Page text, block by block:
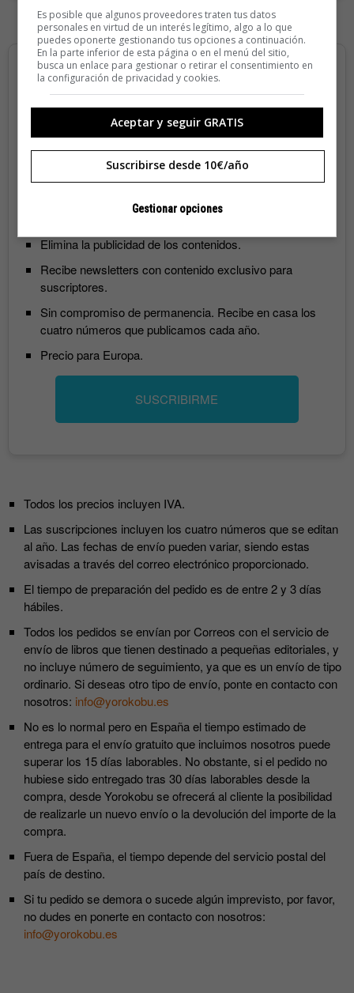
55€/año
Recibe 4 números de la revista Yorokobu.
Accede al contenido exclusivo de Yorokobu.
Elimina la publicidad de los contenidos.
Recibe newsletters con contenido exclusivo para
suscriptores.
Sin compromiso de permanencia. Recibe en casa los
cuatro números que publicamos cada año.
Precio para Europa.
SUSCRIBIRME
Todos los precios incluyen IVA.
Las suscripciones incluyen los cuatro números que se editan
al año. Las fechas de envío pueden variar, siendo estas
avisadas a través del correo electrónico proporcionado.
El tiempo de preparación del pedido es de entre 2 y 3 días
hábiles.
Todos los pedidos se envían por Correos con el servicio de
envío de libros que tienen destinado a pequeñas editoriales, y
no incluye número de seguimiento, ya que es un envío de tipo
ordinario. Si deseas otro tipo de envío, ponte en contacto con
nosotros: info@yorokobu.es
No es lo normal pero en España el tiempo estimado de
entrega para el envío gratuito que incluimos nosotros puede
superar los 15 días laborables. No obstante, si el pedido no
hubiese sido entregado tras 30 días laborables desde la
compra, desde Yorokobu se ofrecerá al cliente la posibilidad
de realizarle un nuevo envío o la devolución del importe de la
compra.
Fuera de España, el tiempo depende del servicio postal del
país de destino.
Si tu pedido se demora o sucede algún imprevisto, por favor,
no dudes en ponerte en contacto con nosotros:
info@yorokobu.es
Es posible que algunos proveedores traten tus datos
personales en virtud de un interés legítimo, algo a lo que
puedes oponerte gestionando tus opciones a continuación.
En la parte inferior de esta página o en el menú del sitio,
busca un enlace para gestionar o retirar el consentimiento en
la configuración de privacidad y cookies.
Aceptar y seguir GRATIS
Suscribirse desde 10€/año
Gestionar opciones